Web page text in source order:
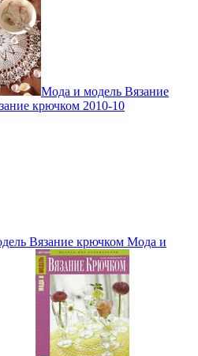
Мода и модель Вязание
крючком 2010-10
Вязание крючком Мода и